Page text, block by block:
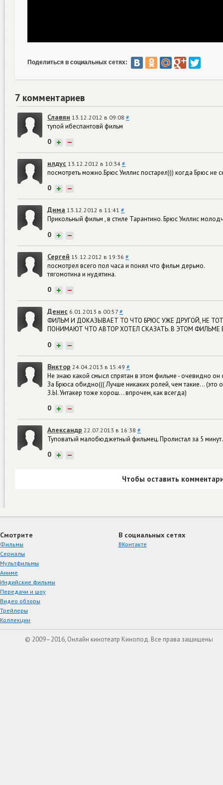
Поделиться в социальных сетях:
7 комментариев
Славян 13.12.2012 в 09:08 #
тупой ибеспантовй фильм
0 + −
илдус 13.12.2012 в 10:34 #
посмотреть можно.Брюс Уиллис постарел))) когда Брюс не
0 + −
Дима 13.12.2012 в 11:41 #
Прикольный фильм , в стиле Тарантино. Брюс Уиллис
0 + −
Сергей 15.12.2012 в 19:36 #
посмотрел всего пол часа и понял что фильм дерьмо.
тягомотина и нудятина.
0 + −
Денис 6.01.2013 в 00:57 #
ФИЛЬМ И ДОКАЗЫВАЕТ ТО ЧТО БРЮС УЖЕ ДРУГОЙ, НЕ
ПОНИМАЮТ ЧТО АВТОР ХОТЕЛ СКАЗАТЬ. В ЭТОМ
0 + −
Виктор 24.04.2013 в 15:49 #
Не знаю какой смысл спрятан в этом фильме - очевидно он
За Брюса обидно((( Лучше никаких ролей, чем такие... (это
З.Ы. Уитакер тоже хорош... впрочем, как всегда)
0 + −
Александр 22.07.2013 в 16:38 #
Туповатый малобюджетный фильмец. Пролистал за 5
0 + −
Чтобы оставить
Смотрите
Фильмы
Сериалы
Мультфильмы
Аниме
Индийские фильмы
Передачи и шоу
Видео обзоры
Трейлеры
Коллекции
В социальных сетях
ВКонтакте
© 2009–2016, Онлайн кинотеатр Кинопод. Все права защищены